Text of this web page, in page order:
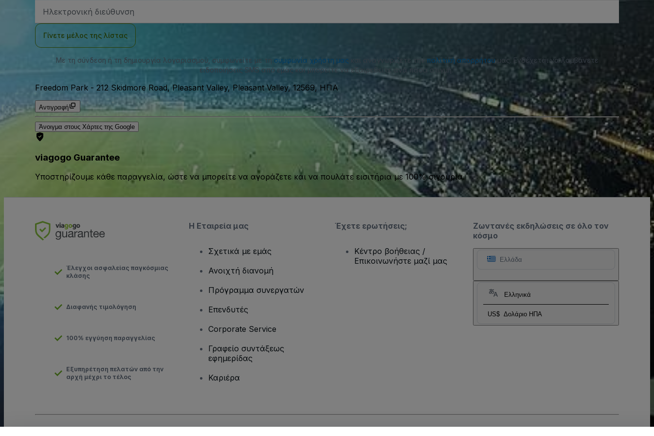
Email
Γίνετε μέλος της λίστας
Με τη σύνδεση ή τη δημιουργία λογαριασμού, συμφωνείτε με τη συμφωνία χρήστη μας και αναγνωρίζετε την πολιτική απορρήτουμας. Ενδέχεται να λαμβάνετε
ειδοποιήσεις SMS από εμάς και μπορείτε να εξαιρεθείτε ανά πάσα στιγμή.
Freedom Park - 212 Skidmore Road, Pleasant Valley, Pleasant Valley, 12569, ΗΠΑ
Αντιγραφή
Άνοιγμα στους Χάρτες της Google
viagogo Guarantee
Υποστηρίζουμε κάθε παραγγελία, ώστε να μπορείτε να αγοράζετε και να πουλάτε εισιτήρια με 100% σιγουριά.
Ζωντανές εκδηλώσεις σε όλο τον
κόσμο
Ελλάδα
Ελληνικά
US$ Δολάριο ΗΠΑ
Έλεγχοι ασφαλείας παγκόσμιας
κλάσης
Διαφανής τιμολόγηση
100% εγγύηση παραγγελίας
Εξυπηρέτηση πελατών από την
αρχή μέχρι το τέλος
Η Εταιρεία μας
Σχετικά με εμάς
Ανοιχτή διανομή
Πρόγραμμα συνεργατών
Επενδυτές
Corporate Service
Γραφείο συντάξεως
εφημερίδας
Καριέρα
Έχετε ερωτήσεις;
Κέντρο βοήθειας /
Επικοινωνήστε μαζί μας